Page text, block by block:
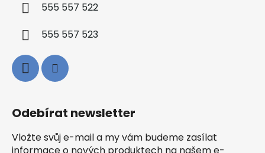
555 557 522
555 557 523
Odebírat newsletter
Vložte svůj e-mail a my vám budeme zasílat